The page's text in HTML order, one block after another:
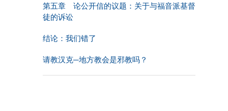
第五章 论公开信的议题：关于与福音派基督
徒的诉讼
结论：我们错了
请教汉克─地方教会是邪教吗？